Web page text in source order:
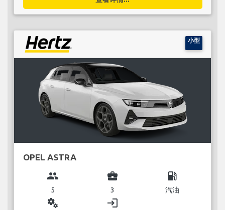
小型
OPEL ASTRA
group
5
business_center
3
local_gas_station
汽油
miscellaneous_services login